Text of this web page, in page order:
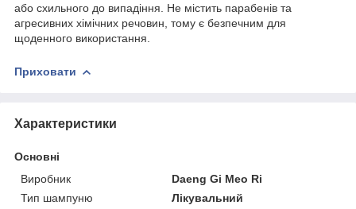
або схильного до випадіння. Не містить парабенів та
агресивних хімічних речовин, тому є безпечним для
щоденного використання.
Приховати
Характеристики
Основні
Виробник
Daeng Gi Meo Ri
Тип шампуню
Лікувальний